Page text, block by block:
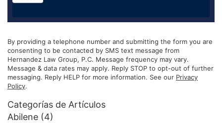
By providing a telephone number and submitting the form you are
consenting to be contacted by SMS text message from
Hernandez Law Group, P.C. Message frequency may vary.
Message & data rates may apply. Reply STOP to opt-out of further
messaging. Reply HELP for more information. See our Privacy
Policy.
Categorías de Artículos
Abilene (4)